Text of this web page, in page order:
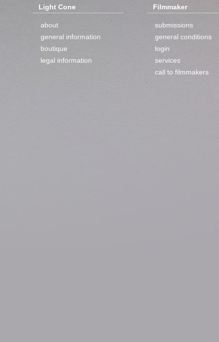
Light Cone
about
general information
boutique
legal information
Filmmaker
submissions
general conditions
login
services
call to filmmakers